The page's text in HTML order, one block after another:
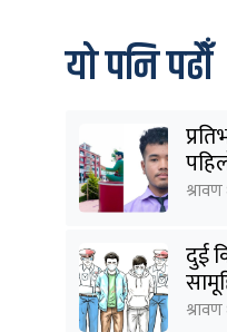
यो पनि पढौँ
दुई